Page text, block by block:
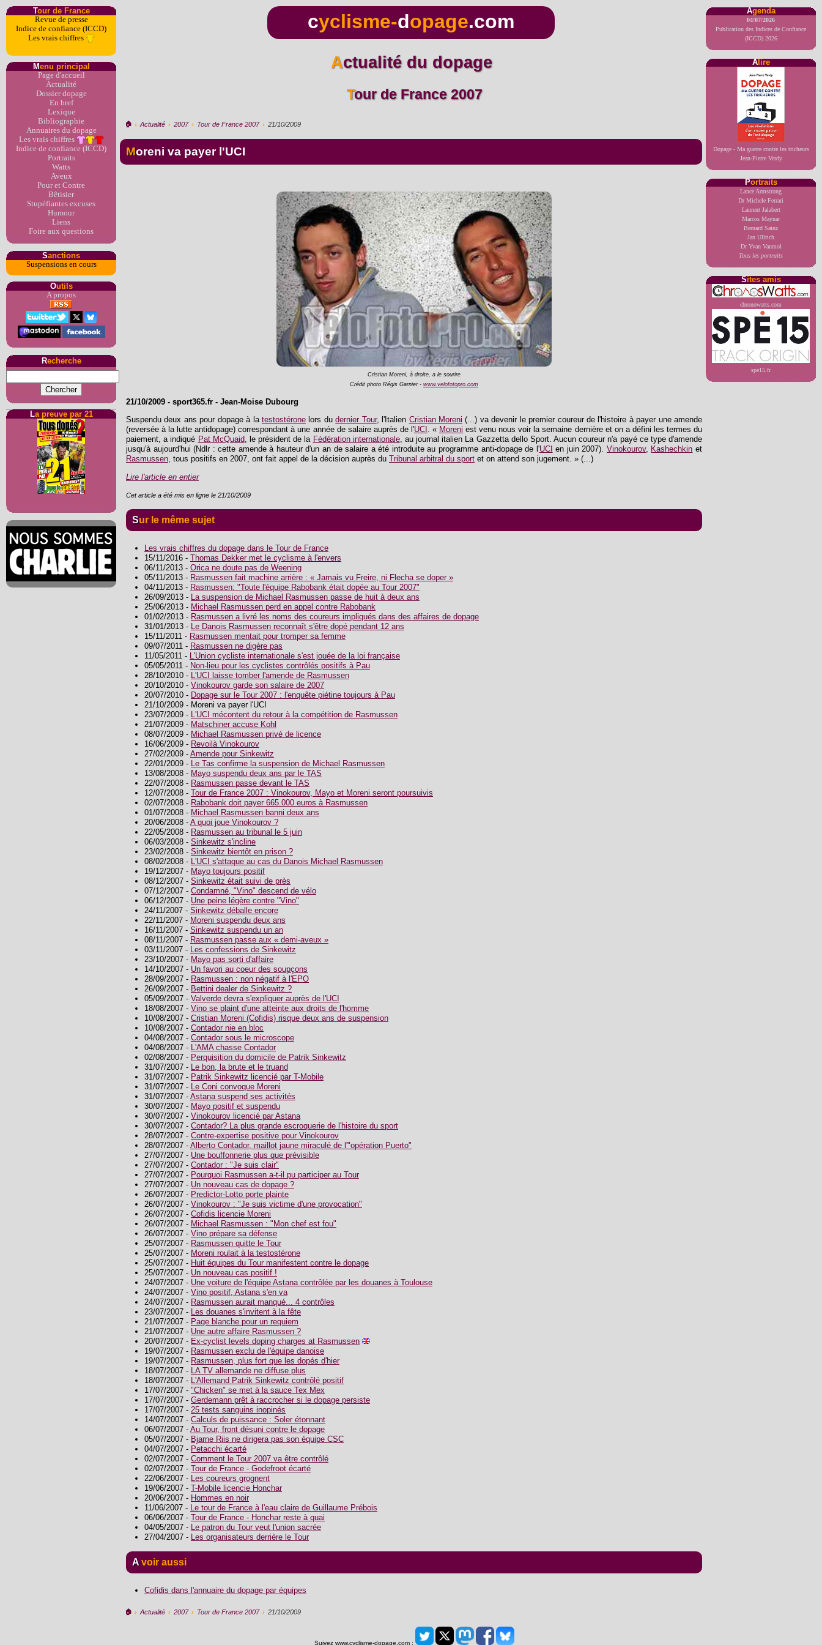
Tour de France
Revue de presse
Indice de confiance (ICCD)
Les vrais chiffres
Menu principal
Page d'accueil
Actualité
Dossier dopage
En bref
Lexique
Bibliographie
Annuaires du dopage
Les vrais chiffres
Indice de confiance (ICCD)
Portraits
Watts
Aveux
Pour et Contre
Bêtisier
Stupéfiantes excuses
Humour
Liens
Foire aux questions
Sanctions
Suspensions en cours
Outils
A propos
Recherche
La preuve par 21
Agenda
04/07/2026
Publication des Indices de Confiance
(ICCD) 2026
Alire
Dopage - Ma guerre contre les tricheurs
Jean-Pierre Verdy
Portraits
Lance Armstrong
Dr Michele Ferrari
Laurent Jalabert
Marcos Maynar
Bernard Sainz
Jan Ullrich
Dr Yvan Vanmol
Tous les portraits
Sites amis
chronowatts.com
spe15.fr
cyclisme-dopage.com
Actualité du dopage
Tour de France 2007
🏠︎ › Actualité › 2007 › Tour de France 2007 › 21/10/2009
Moreni va payer l'UCI
Cristian Moreni, à droite, a le sourire
Crédit photo Régis Garnier - www.velofotopro.com
21/10/2009 - sport365.fr - Jean-Moise Dubourg
Suspendu deux ans pour dopage à la testostéronelors dudernier Tour, l'Italien Cristian Moreni (...) va devenir le premier coureur de l'histoire à payer une amende
(reversée à la lutte antidopage) correspondant à une année de salaire auprès de l'UCI . « Moreni est venu nous voir la semaine dernière et on a défini les termes du
paiement, a indiqué Pat McQuaid, le président de la Fédération internationale, au journal italien La Gazzetta dello Sport. Aucun coureur n'a payé ce type d'amende
jusqu'à aujourd'hui (Ndlr : cette amende à hauteur d'un an de salaire a été introduite au programme anti-dopage de l'UCI en juin 2007). Vinokourov, Kashechkin et
Rasmussen, tous positifs en 2007, ont fait appel de la décision auprès du Tribunal arbitral du sport et on attend son jugement. » (...)
Lire l'article en entier
Cet article a été mis en ligne le 21/10/2009
Sur le même sujet
Les vrais chiffres du dopage dans le Tour de France
15/11/2016 - Thomas Dekker met le cyclisme à l'envers
06/11/2013 - Orica ne doute pas de Weening
05/11/2013 - Rasmussen fait machine arrière : « Jamais vu Freire, ni Flecha se doper »
04/11/2013 - Rasmussen: "Toute l'équipe Rabobank était dopée au Tour 2007"
26/09/2013 - La suspension de Michael Rasmussen passe de huit à deux ans
25/06/2013 - Michael Rasmussen perd en appel contre Rabobank
01/02/2013 - Rasmussen a livré les noms des coureurs impliqués dans des affaires de dopage
31/01/2013 - Le Danois Rasmussen reconnaît s'être dopé pendant 12 ans
15/11/2011 - Rasmussen mentait pour tromper sa femme
09/07/2011 - Rasmussen ne digère pas
11/05/2011 - L'Union cycliste internationale s'est jouée de la loi française
05/05/2011 - Non-lieu pour les cyclistes contrôlés positifs à Pau
28/10/2010 - L'UCI laisse tomber l'amende de Rasmussen
20/10/2010 - Vinokourov garde son salaire de 2007
20/07/2010 - Dopage sur le Tour 2007 : l'enquête piétine toujours à Pau
21/10/2009 - Moreni va payer l'UCI
23/07/2009 - L'UCI mécontent du retour à la compétition de Rasmussen
21/07/2009 - Matschiner accuse Kohl
08/07/2009 - Michael Rasmussen privé de licence
16/06/2009 - Revoilà Vinokourov
27/02/2009 - Amende pour Sinkewitz
22/01/2009 - Le Tas confirme la suspension de Michael Rasmussen
13/08/2008 - Mayo suspendu deux ans par le TAS
22/07/2008 - Rasmussen passe devant le TAS
12/07/2008 - Tour de France 2007 : Vinokourov, Mayo et Moreni seront poursuivis
02/07/2008 - Rabobank doit payer 665.000 euros à Rasmussen
01/07/2008 - Michael Rasmussen banni deux ans
20/06/2008 - A quoi joue Vinokourov ?
22/05/2008 - Rasmussen au tribunal le 5 juin
06/03/2008 - Sinkewitz s'incline
23/02/2008 - Sinkewitz bientôt en prison ?
08/02/2008 - L'UCI s'attaque au cas du Danois Michael Rasmussen
19/12/2007 - Mayo toujours positif
08/12/2007 - Sinkewitz était suivi de près
07/12/2007 - Condamné, "Vino" descend de vélo
06/12/2007 - Une peine légère contre "Vino"
24/11/2007 - Sinkewitz déballe encore
22/11/2007 - Moreni suspendu deux ans
16/11/2007 - Sinkewitz suspendu un an
08/11/2007 - Rasmussen passe aux « demi-aveux »
03/11/2007 - Les confessions de Sinkewitz
23/10/2007 - Mayo pas sorti d'affaire
14/10/2007 - Un favori au coeur des soupçons
28/09/2007 - Rasmussen : non négatif à l'EPO
26/09/2007 - Bettini dealer de Sinkewitz ?
05/09/2007 - Valverde devra s'expliquer auprès de l'UCI
18/08/2007 - Vino se plaint d'une atteinte aux droits de l'homme
10/08/2007 - Cristian Moreni (Cofidis) risque deux ans de suspension
10/08/2007 - Contador nie en bloc
04/08/2007 - Contador sous le microscope
04/08/2007 - L'AMA chasse Contador
02/08/2007 - Perquisition du domicile de Patrik Sinkewitz
31/07/2007 - Le bon, la brute et le truand
31/07/2007 - Patrik Sinkewitz licencié par T-Mobile
31/07/2007 - Le Coni convoque Moreni
31/07/2007 - Astana suspend ses activités
30/07/2007 - Mayo positif et suspendu
30/07/2007 - Vinokourov licencié par Astana
30/07/2007 - Contador? La plus grande escroquerie de l'histoire du sport
28/07/2007 - Contre-expertise positive pour Vinokourov
28/07/2007 - Alberto Contador, maillot jaune miraculé de l'"opération Puerto"
27/07/2007 - Une bouffonnerie plus que prévisible
27/07/2007 - Contador : "Je suis clair"
27/07/2007 - Pourquoi Rasmussen a-t-il pu participer au Tour
27/07/2007 - Un nouveau cas de dopage ?
26/07/2007 - Predictor-Lotto porte plainte
26/07/2007 - Vinokourov : "Je suis victime d'une provocation"
26/07/2007 - Cofidis licencie Moreni
26/07/2007 - Michael Rasmussen : "Mon chef est fou"
26/07/2007 - Vino prépare sa défense
25/07/2007 - Rasmussen quitte le Tour
25/07/2007 - Moreni roulait à la testostérone
25/07/2007 - Huit équipes du Tour manifestent contre le dopage
25/07/2007 - Un nouveau cas positif !
24/07/2007 - Une voiture de l'équipe Astana contrôlée par les douanes à Toulouse
24/07/2007 - Vino positif, Astana s'en va
24/07/2007 - Rasmussen aurait manqué... 4 contrôles
23/07/2007 - Les douanes s'invitent à la fête
21/07/2007 - Page blanche pour un requiem
21/07/2007 - Une autre affaire Rasmussen ?
20/07/2007 - Ex-cyclist levels doping charges at Rasmussen
19/07/2007 - Rasmussen exclu de l'équipe danoise
19/07/2007 - Rasmussen, plus fort que les dopés d'hier
18/07/2007 - LA TV allemande ne diffuse plus
18/07/2007 - L'Allemand Patrik Sinkewitz contrôlé positif
17/07/2007 - "Chicken" se met à la sauce Tex Mex
17/07/2007 - Gerdemann prêt à raccrocher si le dopage persiste
17/07/2007 - 25 tests sanguins inopinés
14/07/2007 - Calculs de puissance : Soler étonnant
06/07/2007 - Au Tour, front désuni contre le dopage
05/07/2007 - Bjarne Riis ne dirigera pas son équipe CSC
04/07/2007 - Petacchi écarté
02/07/2007 - Comment le Tour 2007 va être contrôlé
02/07/2007 - Tour de France - Godefroot écarté
22/06/2007 - Les coureurs grognent
19/06/2007 - T-Mobile licencie Honchar
20/06/2007 - Hommes en noir
11/06/2007 - Le tour de France à l'eau claire de Guillaume Prébois
06/06/2007 - Tour de France - Honchar reste à quai
04/05/2007 - Le patron du Tour veut l'union sacrée
27/04/2007 - Les organisateurs derrière le Tour
A voir aussi
Cofidis dans l'annuaire du dopage par équipes
🏠︎ › Actualité › 2007 › Tour de France 2007 › 21/10/2009
Suivez www.cyclisme-dopage.com :